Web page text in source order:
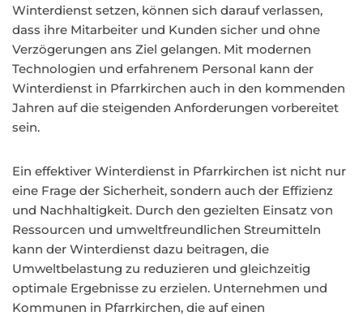
Winterdienst setzen, können sich darauf verlassen,
dass ihre Mitarbeiter und Kunden sicher und ohne
Verzögerungen ans Ziel gelangen. Mit modernen
Technologien und erfahrenem Personal kann der
Winterdienst in Pfarrkirchen auch in den kommenden
Jahren auf die steigenden Anforderungen vorbereitet
sein.
Ein effektiver Winterdienst in Pfarrkirchen ist nicht nur
eine Frage der Sicherheit, sondern auch der Effizienz
und Nachhaltigkeit. Durch den gezielten Einsatz von
Ressourcen und umweltfreundlichen Streumitteln
kann der Winterdienst dazu beitragen, die
Umweltbelastung zu reduzieren und gleichzeitig
optimale Ergebnisse zu erzielen. Unternehmen und
Kommunen in Pfarrkirchen, die auf einen